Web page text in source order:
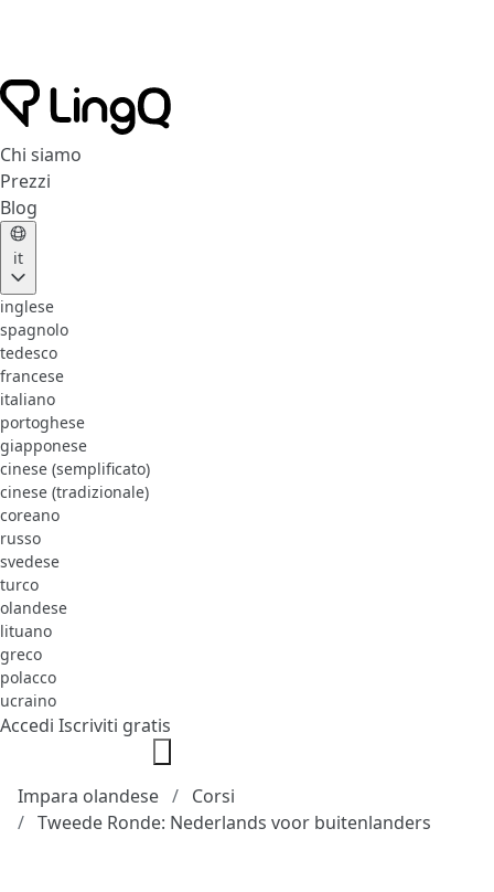
Chi siamo
Prezzi
Blog
it
inglese
spagnolo
tedesco
francese
italiano
portoghese
giapponese
cinese (semplificato)
cinese (tradizionale)
coreano
russo
svedese
turco
olandese
lituano
greco
polacco
ucraino
Accedi Iscriviti gratis
Impara olandese
Corsi
Tweede Ronde: Nederlands voor buitenlanders